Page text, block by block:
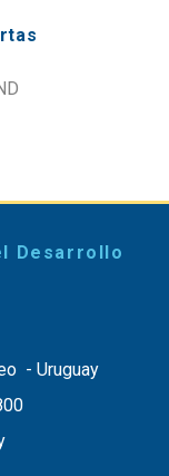
Desarrollo
- Uruguay